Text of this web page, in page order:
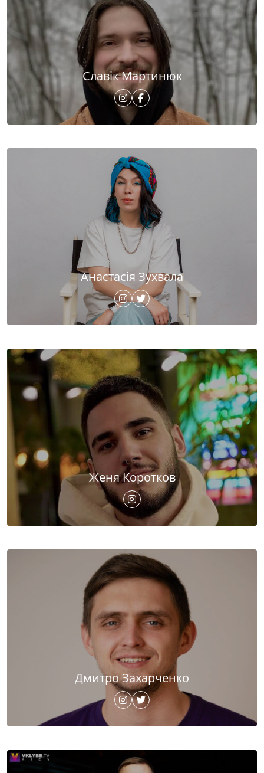
Славік Мартинюк
Анастасія Зухвала
Женя Коротков
Дмитро Захарченко